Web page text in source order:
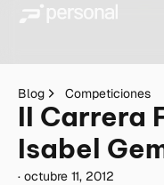
Blog Competiciones
II Carrera
Isabel
· octubre 11, 2012